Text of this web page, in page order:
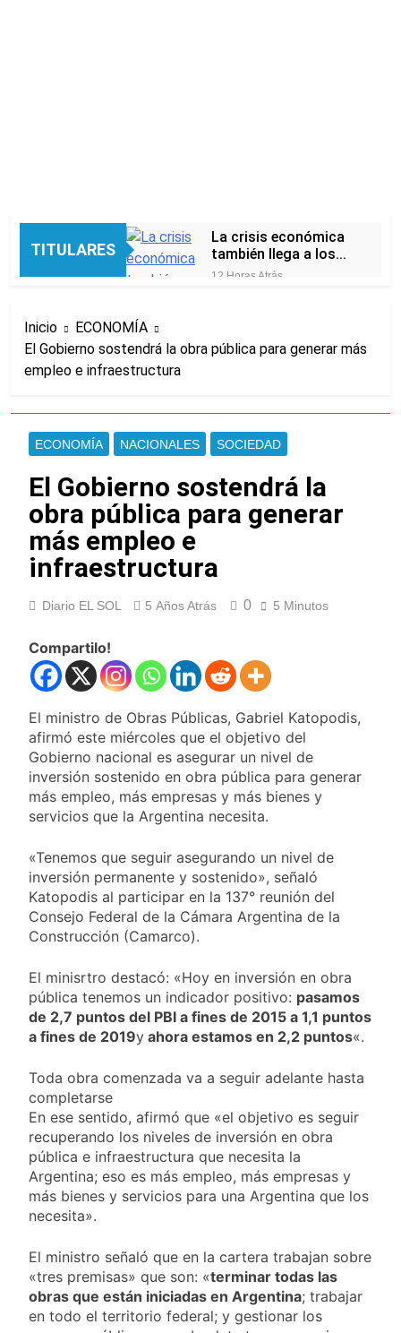
TITULARES
La crisis económica
también llega a los
templos: casi la
trabajo
12 Horas Atrás
Lionel Messi llegará a
Murió Jorge Messi,
padre de Lionel
Messi, a los 68 años
23 Horas Atrás
Thiago Medina fue
imputado
formalmente por
abuso sexual
1 Día Atrás
La CGT y las dos
plan de lucha con
contra el Gobierno
1 Día Atrás
Quilmeño: boxeo de
Quilmes celebró la
visita del Papa León
2 Días Atrás
Figuras de la cultura
se sumaron a la
marcha frente al
Congreso contra la
Ley de Propiedad
Privada
2 Días Atrás
Nueva jornada
negativa para los
activos argentinos:
cayeron las acciones
riesgo país quedó al
borde de los 450
puntos
2 Días Atrás
Jorge Macri condenó
al Congreso y
calificó a los
responsables como
«delincuentes
anarquistas»
2 Días Atrás
Día Internacional de
la Cerveza: los tres
secretos para
2 Días Atrás
Aires: mejora el
tiempo y llegan las
temperaturas más
bajas de la semana
2 Días Atrás
Día de San Cayetano:
por qué se celebra
cada 7 de agosto y
los argentinos
2 Días Atrás
ley de propiedad
Gobierno debió
eliminar otro capítulo
Incidentes frente al
Congreso durante la
protesta contra la
Ley de Propiedad
Privada: hubo
detenidos y
2 Días Atrás
La Fiscalía rechazó el
pedido para
Florencio Varela
3 Días Atrás
El temporal se
despide del AMBA:
Inicio
ECONOMÍA
El Gobierno sostendrá la obra pública para generar más
empleo e infraestructura
ECONOMÍA NACIONALES SOCIEDAD
El Gobierno sostendrá la
obra pública para generar
más empleo e
infraestructura
Diario EL SOL 5 Años Atrás 0 5 Minutos
Compartilo!
El ministro de Obras Públicas, Gabriel Katopodis,
afirmó este miércoles que el objetivo del
Gobierno nacional es asegurar un nivel de
inversión sostenido en obra pública para generar
más empleo, más empresas y más bienes y
servicios que la Argentina necesita.
«Tenemos que seguir asegurando un nivel de
inversión permanente y sostenido», señaló
Katopodis al participar en la 137° reunión del
Consejo Federal de la Cámara Argentina de la
Construcción (Camarco).
El minisrtro destacó: «Hoy en inversión en obra
pública tenemos un indicador positivo: pasamos
de 2,7 puntos del PBI a fines de 2015 a 1,1 puntos
a fines de 2019y ahora estamos en 2,2 puntos«.
Toda obra comenzada va a seguir adelante hasta
completarse
En ese sentido, afirmó que «el objetivo es seguir
recuperando los niveles de inversión en obra
pública e infraestructura que necesita la
Argentina; eso es más empleo, más empresas y
más bienes y servicios para una Argentina que los
necesita».
El ministro señaló que en la cartera trabajan sobre
«tres premisas» que son: «terminar todas las
obras que están iniciadas en Argentina; trabajar
en todo el territorio federal; y gestionar los